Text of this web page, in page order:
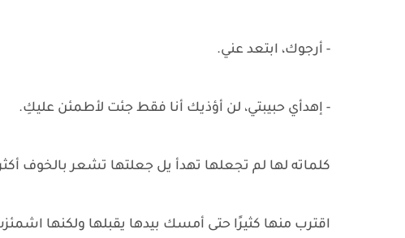
- أرجوك، ابتعد عني.
- إهدأي حبيبتي، لن أؤذيك أنا فقط جئت لأطمئن عليكِ.
كلماته لها لم تجعلها تهدأ يل جعلتها تشعر بالخوف
اقترب منها كثيرًا حتى أمسك بيدها يقبلها ولكنها